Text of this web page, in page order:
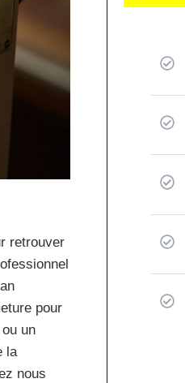
retrouver
pour
un
la
nous